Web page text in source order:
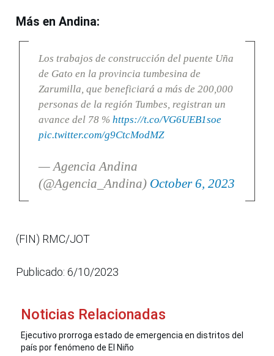
Más en Andina:
Los trabajos de construcción del puente Uña
de Gato en la provincia tumbesina de
Zarumilla, que beneficiará a más de 200,000
personas de la región Tumbes, registran un
avance del 78 % https://t.co/VG6UEB1soe
pic.twitter.com/g9CtcModMZ
— Agencia Andina
(@Agencia_Andina) October 6, 2023
(FIN) RMC/JOT
Publicado: 6/10/2023
Noticias Relacionadas
Ejecutivo prorroga estado de emergencia en distritos del
país por fenómeno de El Niño